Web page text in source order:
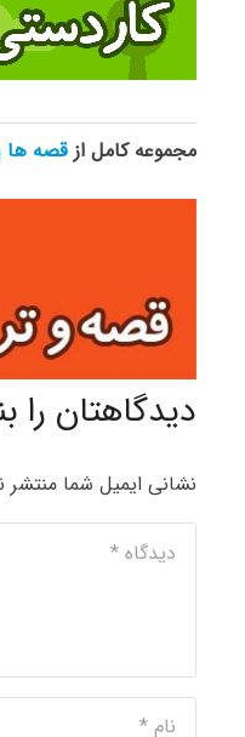
مجموعه کامل از قصه ها
دیدگاهتان را
نشانی ایمیل شما